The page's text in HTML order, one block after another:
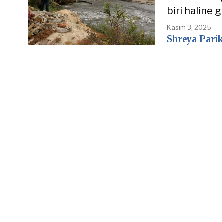
biri haline
Kasım 3, 2025
Shreya